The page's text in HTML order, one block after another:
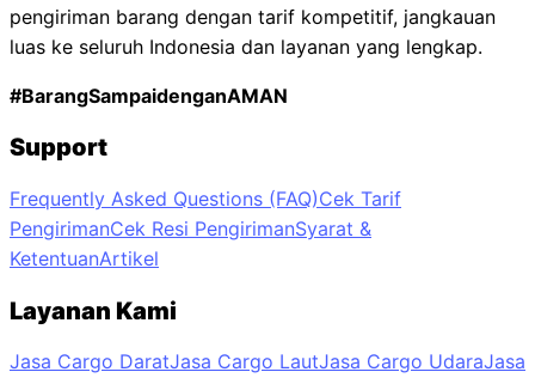
pengiriman barang dengan tarif kompetitif, jangkauan
luas ke seluruh Indonesia dan layanan yang lengkap.
#BarangSampaidenganAMAN
Support
Frequently Asked Questions (FAQ)Cek Tarif
PengirimanCek Resi PengirimanSyarat &
KetentuanArtikel
Layanan Kami
Jasa Cargo DaratJasa Cargo LautJasa Cargo UdaraJasa